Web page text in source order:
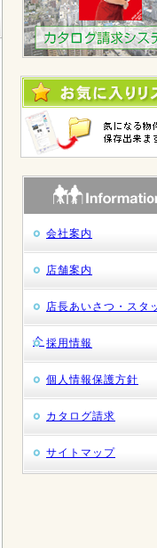
会社案内
店舗案内
店長あいさつ・スタ
介 採用情報
個人情報保護方針
カタログ請求
サイトマップ